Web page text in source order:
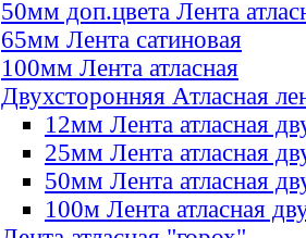
50мм доп.цвета Лента
65мм Лента сатиновая
100мм Лента атласная
Двухсторонняя Атласная
12мм Лента атласная
25мм Лента атласная
50мм Лента атласная
100м Лента атласная